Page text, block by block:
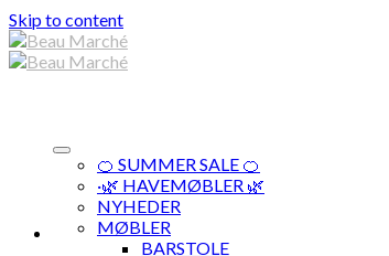
Skip to content
🍊 SUMMER SALE 🍊
·🌿 HAVEMØBLER 🌿
NYHEDER
MØBLER
BARSTOLE